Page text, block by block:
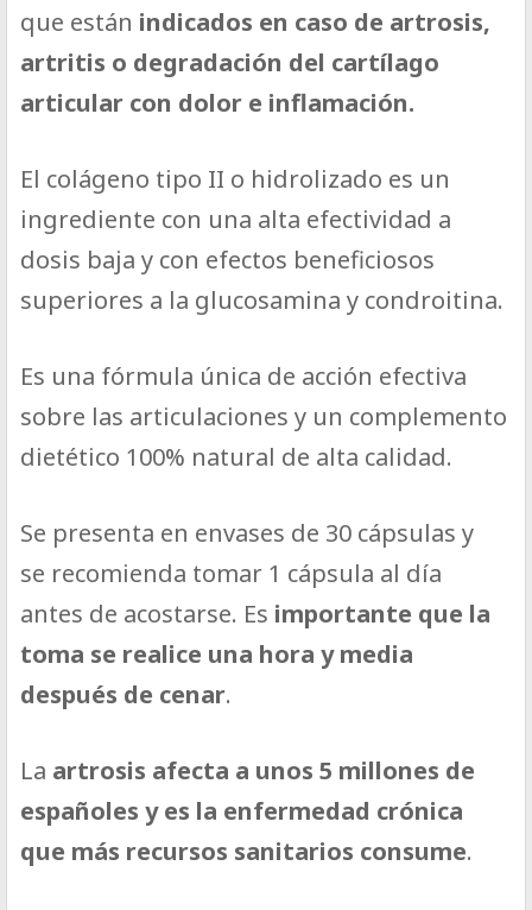
que están indicados en caso de artrosis,
artritis o degradación del cartílago
articular con dolor e inflamación.
El colágeno tipo II o hidrolizado es un
ingrediente con una alta efectividad a
dosis baja y con efectos beneficiosos
superiores a la glucosamina y condroitina.
Es una fórmula única de acción efectiva
sobre las articulaciones y un complemento
dietético 100% natural de alta calidad.
Se presenta en envases de 30 cápsulas y
se recomienda tomar 1 cápsula al día
antes de acostarse. Es importante que la
toma se realice una hora y media
después de cenar.
La artrosis afecta a unos 5 millones de
españoles y es la enfermedad crónica
que más recursos sanitarios consume.